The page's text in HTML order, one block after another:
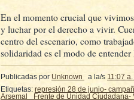
En el momento crucial que
y luchar por el derecho a vivir.
centro del escenario, como
solidaridad es el modo de
Publicadas por Unknown a la/s 11:07 a.
Etiquetas: represión 28 de junio-
Arsemal_ Frente de Unidad Ciudadana-